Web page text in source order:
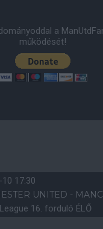
a
működését!
17:30
UNITED -
16. forduló ÉLŐ